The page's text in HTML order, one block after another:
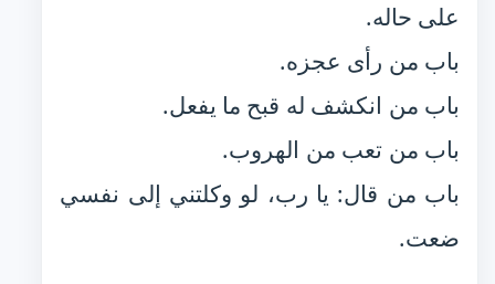
على حاله.
باب من رأى عجزه.
باب من انكشف له قبح ما يفعل.
باب من تعب من الهروب.
باب من قال: يا رب، لو وكلتني إلى نفسي
ضعت.